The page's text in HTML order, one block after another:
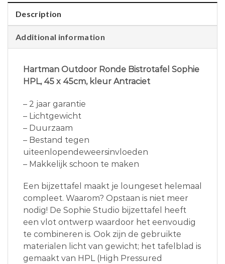
Description
Additional information
Hartman Outdoor Ronde Bistrotafel Sophie
HPL, 45 x 45cm, kleur Antraciet
– 2 jaar garantie
– Lichtgewicht
– Duurzaam
– Bestand tegen
uiteenlopendeweersinvloeden
– Makkelijk schoon te maken
Een bijzettafel maakt je loungeset helemaal
compleet. Waarom? Opstaan is niet meer
nodig! De Sophie Studio bijzettafel heeft
een vlot ontwerp waardoor het eenvoudig
te combineren is. Ook zijn de gebruikte
materialen licht van gewicht; het tafelblad is
gemaakt van HPL (High Pressured